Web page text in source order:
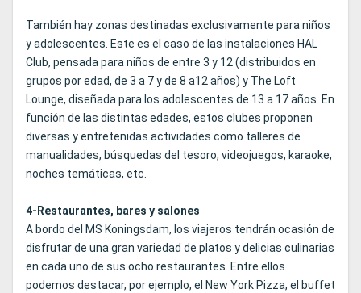
También hay zonas destinadas exclusivamente para niños
y adolescentes. Este es el caso de las instalaciones HAL
Club, pensada para niños de entre 3 y 12 (distribuidos en
grupos por edad, de 3 a 7 y de 8 a12 años) y The Loft
Lounge, diseñada para los adolescentes de 13 a 17 años. En
función de las distintas edades, estos clubes proponen
diversas y entretenidas actividades como talleres de
manualidades, búsquedas del tesoro, videojuegos, karaoke,
noches temáticas, etc.
4-Restaurantes, bares y salones
A bordo del MS Koningsdam, los viajeros tendrán ocasión de
disfrutar de una gran variedad de platos y delicias culinarias
en cada uno de sus ocho restaurantes. Entre ellos
podemos destacar, por ejemplo, el New York Pizza, el buffet